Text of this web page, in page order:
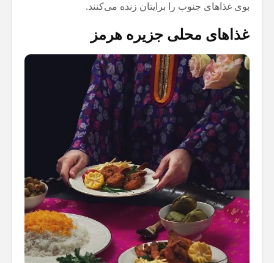
بوی غذاهای جنوب را برایتان زنده می‌کنند.
غذاهای محلی جزیره هرمز